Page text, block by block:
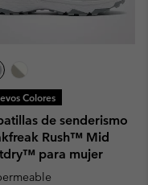
Colores
de senderismo
Rush™ Mid
para mujer